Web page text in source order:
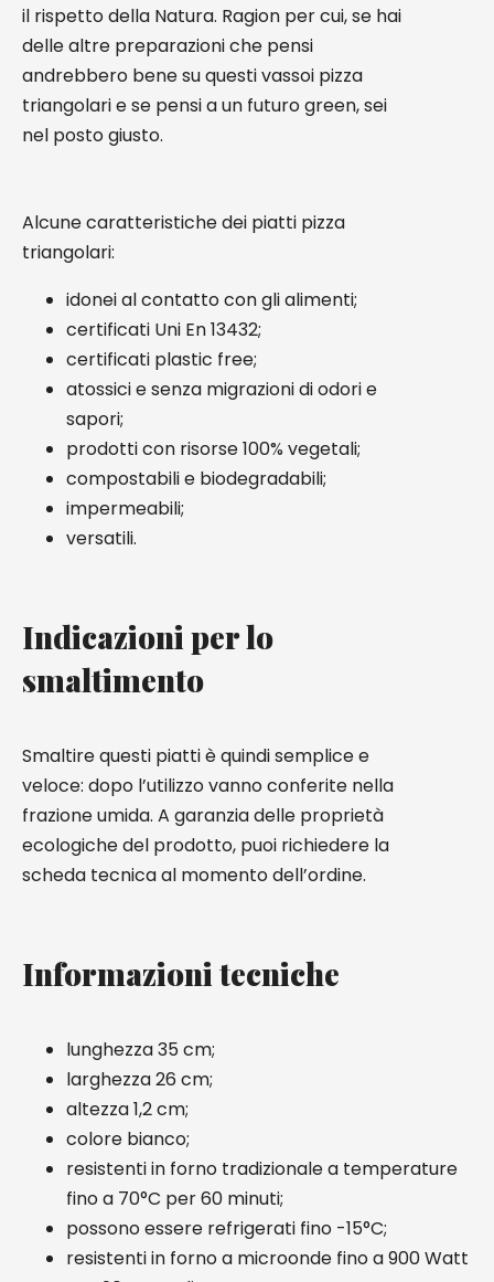
il rispetto della Natura. Ragion per cui, se hai
delle altre preparazioni che pensi
andrebbero bene su questi vassoi pizza
triangolari e se pensi a un futuro green, sei
nel posto giusto.
Alcune caratteristiche dei piatti pizza
triangolari:
idonei al contatto con gli alimenti;
certificati Uni En 13432;
certificati plastic free;
atossici e senza migrazioni di odori e
sapori;
prodotti con risorse 100% vegetali;
compostabili e biodegradabili;
impermeabili;
versatili.
Indicazioni per lo
smaltimento
Smaltire questi piatti è quindi semplice e
veloce: dopo l’utilizzo vanno conferite nella
frazione umida. A garanzia delle proprietà
ecologiche del prodotto, puoi richiedere la
scheda tecnica al momento dell’ordine.
Informazioni tecniche
lunghezza 35 cm;
larghezza 26 cm;
altezza 1,2 cm;
colore bianco;
resistenti in forno tradizionale a temperature
fino a 70°C per 60 minuti;
possono essere refrigerati fino -15°C;
resistenti in forno a microonde fino a 900 Watt